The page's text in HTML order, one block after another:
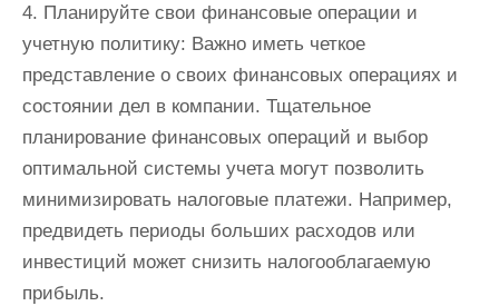
4. Планируйте свои финансовые операции и
учетную политику: Важно иметь четкое
представление о своих финансовых операциях и
состоянии дел в компании. Тщательное
планирование финансовых операций и выбор
оптимальной системы учета могут позволить
минимизировать налоговые платежи. Например,
предвидеть периоды больших расходов или
инвестиций может снизить налогооблагаемую
прибыль.